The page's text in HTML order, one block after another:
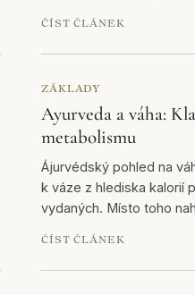
ČÍST ČLÁNEK
ZÁKLADY
Ayurveda a váha:
metabolismu
Ájurvédský pohled na
k váze z hlediska kalorií
vydaných. Místo toho
ČÍST ČLÁNEK